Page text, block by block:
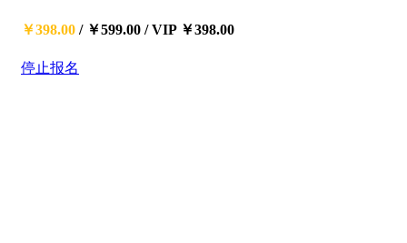
￥398.00 / ￥599.00 /VIP ￥398.00
停止报名